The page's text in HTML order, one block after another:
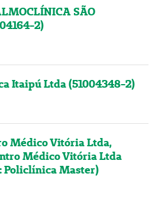
SÃO
2)
Itaipú Ltda (51004348-2)
Médico Vitória Ltda,
Médico Vitória Ltda
Policlínica Master)